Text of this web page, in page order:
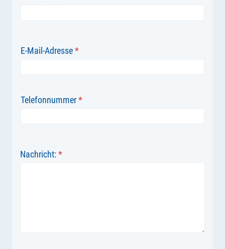
E-Mail-Adresse*
Telefonnummer*
Nachricht:*